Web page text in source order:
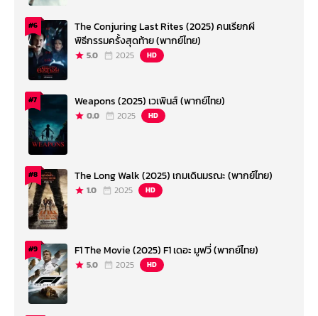
#6
The Conjuring Last Rites (2025) คนเรียกผี
พิธีกรรมครั้งสุดท้าย (พากย์ไทย)
5.0 2025 HD
#7 Weapons (2025) เวเพินส์ (พากย์ไทย)
0.0 2025 HD
#8 The Long Walk (2025) เกมเดินมรณะ (พากย์ไทย)
1.0 2025 HD
#9 F1 The Movie (2025) F1 เดอะ มูฟวี่ (พากย์ไทย)
5.0 2025 HD